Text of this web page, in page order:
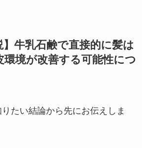
】牛乳石鹸で直接的に髪は
境が改善する可能性につ
たい結論から先にお伝えしま